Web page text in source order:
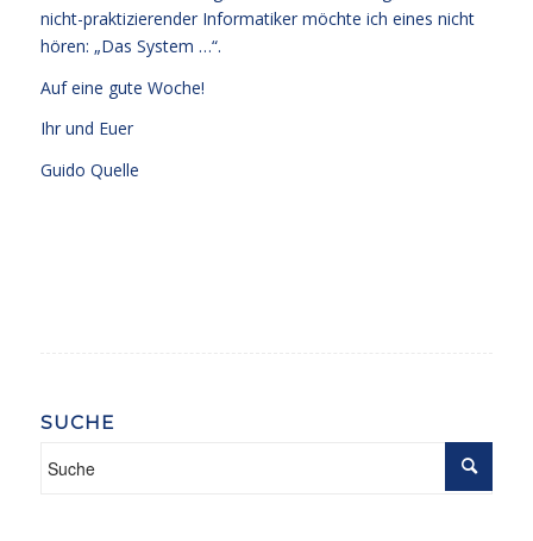
nicht-praktizierender Informatiker möchte ich eines nicht
hören: „Das System …“.
Auf eine gute Woche!
Ihr und Euer
Guido Quelle
SUCHE